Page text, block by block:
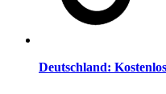
Deutschland: